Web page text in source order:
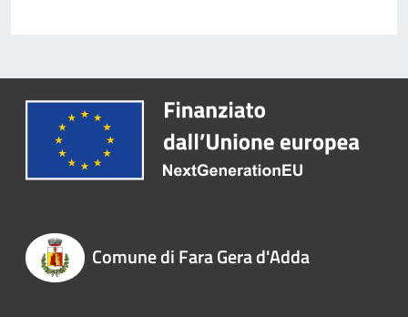
Comune di Fara Gera d'Adda